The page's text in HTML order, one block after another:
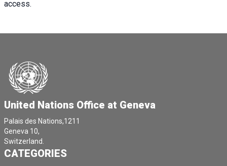
access.
United Nations Office at Geneva
Palais des Nations,1211
Geneva 10,
Switzerland.
CATEGORIES